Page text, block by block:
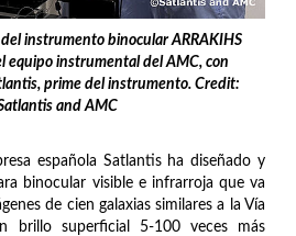
instrumento binocular ARRAKIHS
equipo instrumental del AMC, con
prime del instrumento. Credit:
and AMC
española Satlantis ha diseñado y
binocular visible e infrarroja que va
de cien galaxias similares a la Vía
brillo superficial 5-100 veces más